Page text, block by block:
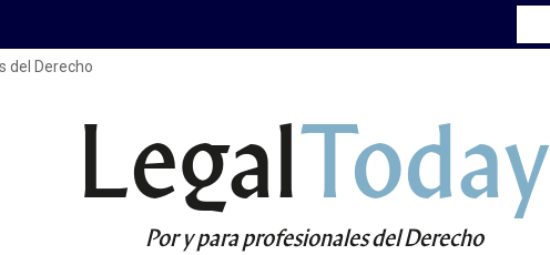
del Derecho
LegalToday
Por y para profesionales del Derecho